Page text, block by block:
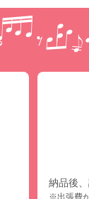
納品後
※出張費